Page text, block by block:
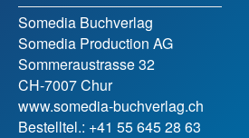
Somedia Buchverlag
Somedia Production AG
Sommeraustrasse 32
CH-7007 Chur
www.somedia-buchverlag.ch
Bestelltel.: +41 55 645 28 63